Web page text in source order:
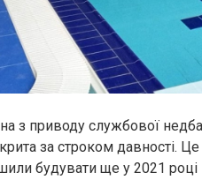
з приводу службової
за строком давності.
будувати ще у 2021 році